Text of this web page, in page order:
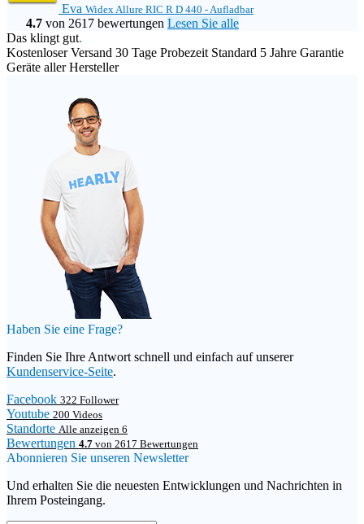
Eva Widex Allure RIC R D 440 - Aufladbar
4.7 von 2617 bewertungen Lesen Sie alle
Das klingt gut.
Kostenloser Versand 30 Tage Probezeit Standard 5 Jahre Garantie
Geräte aller Hersteller
Haben Sie eine Frage?
Finden Sie Ihre Antwort schnell und einfach auf unserer
Kundenservice-Seite.
Facebook 322 Follower
Youtube 200 Videos
Standorte Alle anzeigen 6
Bewertungen 4.7 von 2617 Bewertungen
Abonnieren Sie unseren Newsletter
Und erhalten Sie die neuesten Entwicklungen und Nachrichten in
Ihrem Posteingang.